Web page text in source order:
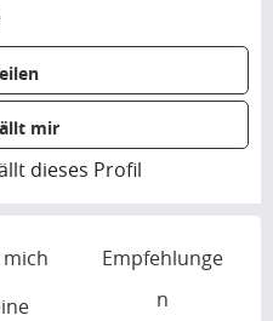
mir
dieses Profil
Empfehlunge
n